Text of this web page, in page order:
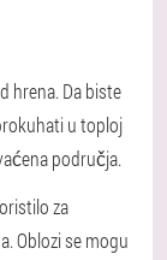
hrena. Da biste
u toploj
područja.
za
Oblozi se mogu